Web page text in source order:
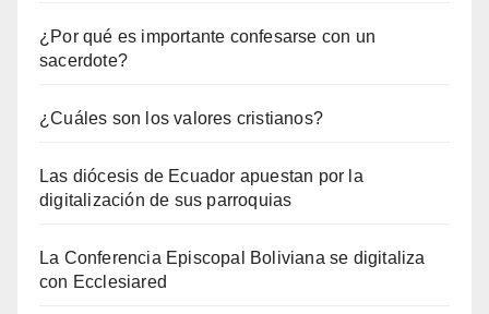
¿Por qué es importante confesarse con un
sacerdote?
¿Cuáles son los valores cristianos?
Las diócesis de Ecuador apuestan por la
digitalización de sus parroquias
La Conferencia Episcopal Boliviana se digitaliza
con Ecclesiared